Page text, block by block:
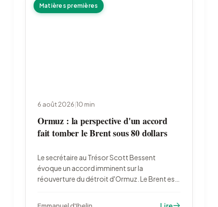
Matières premières
6 août 2026|10 min
Ormuz : la perspective d'un accord
fait tomber le Brent sous 80 dollars
Le secrétaire au Trésor Scott Bessent
évoque un accord imminent sur la
réouverture du détroit d'Ormuz. Le Brent est